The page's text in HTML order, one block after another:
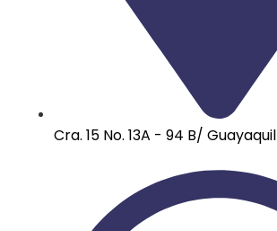
Cra. 15 No. 13A - 94 B/ Guayaquil